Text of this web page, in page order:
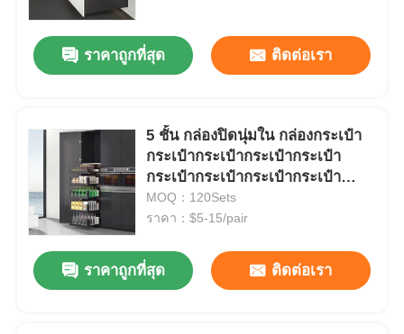
ราคาถูกที่สุด ติดต่อเรา
5 ชั้น กล่องปิดนุ่มใน กล่องกระเป๋า
กระเป๋ากระเป๋ากระเป๋ากระเป๋า
กระเป๋ากระเป๋ากระเป๋ากระเป๋า
กระเป๋ากระเป๋ากระเป๋ากระเป๋า
กระเป๋ากระเป๋ากระเป๋ากระเป๋า
กระเป๋ากระเป๋ากระเป๋ากระเป๋า
กระเป๋ากระเป๋ากระเป๋ากระเป๋า
MOQ：120Sets
ราคา：$5-15/pair
ราคาถูกที่สุด ติดต่อเรา